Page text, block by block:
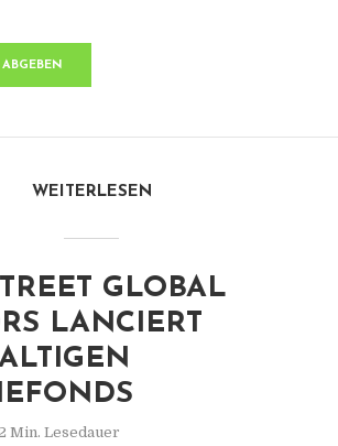
WEITERLESEN
GLOBAL
LANCIERT
Min. Lesedauer